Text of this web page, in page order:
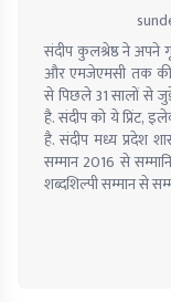
संदीप कुलश्रेष्ठ ने अपने
और एमजेएमसी तक की
से पिछले 31 सालों से
है. संदीप को ये प्रिंट,
है. संदीप मध्य प्रदेश
सम्मान 2016 से
शब्दशिल्पी सम्मान से